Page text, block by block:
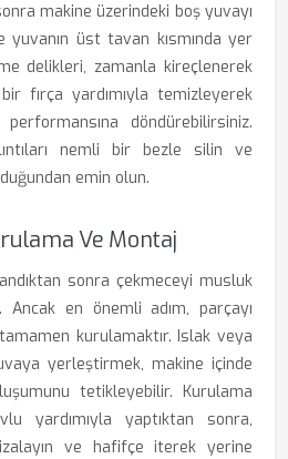
makine üzerindeki boş yuvayı
üst tavan kısmında yer
delikleri, zamanla kireçlenerek
fırça yardımıyla temizleyerek
performansına döndürebilirsiniz.
nemli bir bezle silin ve
emin olun.
Ve Montaj
sonra çekmeceyi musluk
Ancak en önemli adım, parçayı
kurulamaktır. Islak veya
yerleştirmek, makine içinde
tetikleyebilir. Kurulama
yardımıyla yaptıktan sonra,
ve hafifçe iterek yerine